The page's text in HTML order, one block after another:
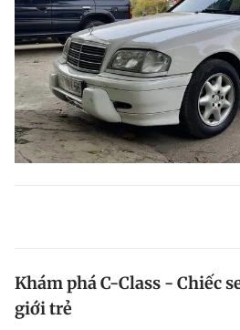
Khám phá C-Class - Chiếc
giới trẻ